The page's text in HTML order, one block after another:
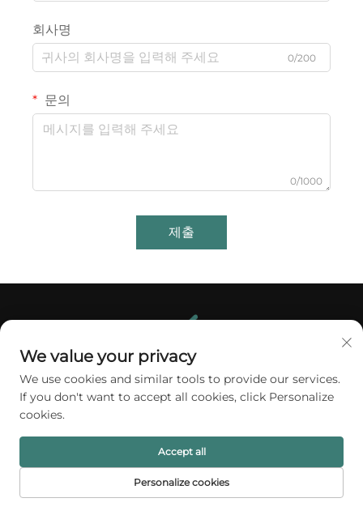
회사명
0/200
문의
0/1000
제출
A1 패킹 주식회사는 글로벌 브랜드를 위한 프리미엄 주얼리
우치 및 전시 스탠드는 우아함, 보호 기능 및 브랜드 임팩트
를 동시에 구현합니다. 전 세계 100개 이상의 고객사로부터
신뢰받고 있습니다. 지금 바로 견적을 요청하세요.
We value your privacy
We use cookies and similar tools to provide our services.
If you don't want to accept all cookies, click Personalize
cookies.
Personalize cookies
Accept all